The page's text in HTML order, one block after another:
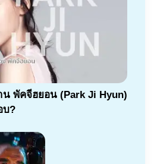
น พัคจีฮยอน (Park Ji Hyun)
บ?